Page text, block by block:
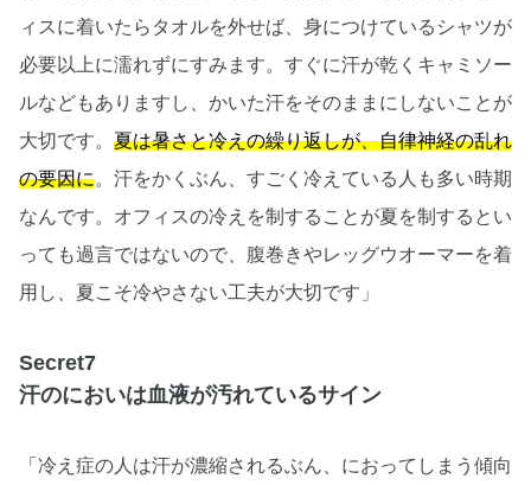
ィスに着いたらタオルを外せば、身につけているシャツが
必要以上に濡れずにすみます。すぐに汗が乾くキャミソー
ルなどもありますし、かいた汗をそのままにしないことが
大切です。 夏は暑さと冷えの繰り返しが、自律神経の乱れ
の要因に。汗をかくぶん、すごく冷えている人も多い時期
なんです。オフィスの冷えを制することが夏を制するとい
っても過言ではないので、腹巻きやレッグウオーマーを着
用し、夏こそ冷やさない工夫が大切です」
Secret7
汗のにおいは血液が汚れているサイン
「冷え症の人は汗が濃縮されるぶん、におってしまう傾向